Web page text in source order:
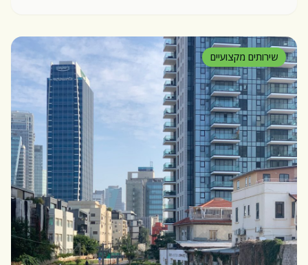
שירותים מקצועיים